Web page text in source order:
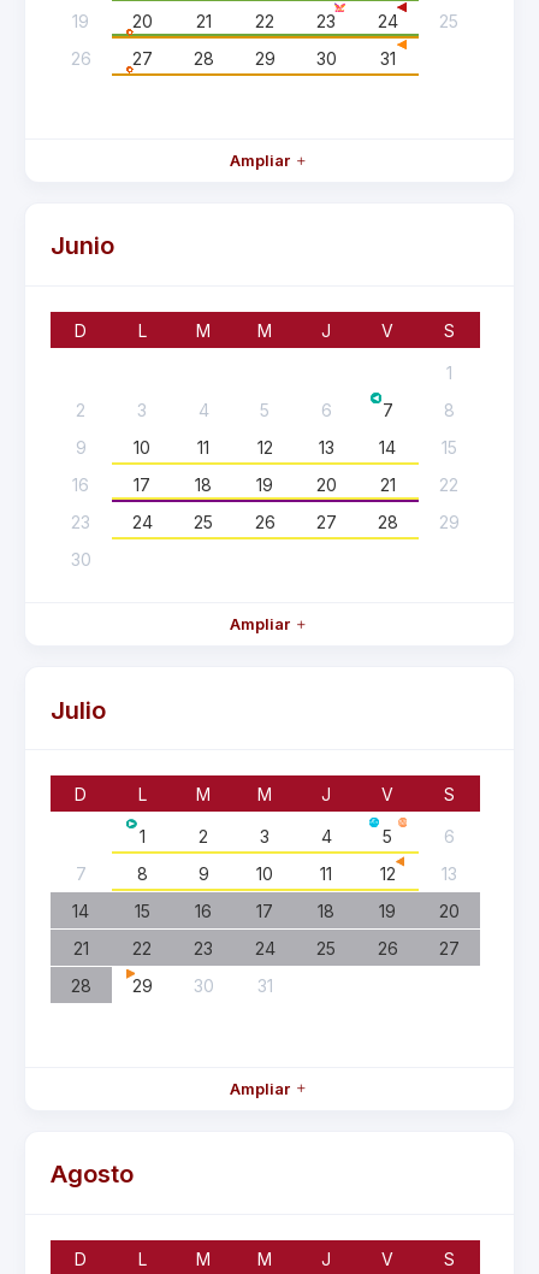
19
20 21 22 23 24
25
26
27 28 29 30 31
Ampliar
Junio
D L M M J V S
1
2
3 4 5 6 7
8
9
10 11 12 13 14
15
16
17 18 19 20 21
22
23
24 25 26 27 28
29
30
Ampliar
Julio
D L M M J V S
1 2 3 4 5
6
7
8 9 10 11 12
13
14
15 16 17 18 19
20
21
22 23 24 25 26
27
28
29 30 31
Ampliar
Agosto
D L M M J V S